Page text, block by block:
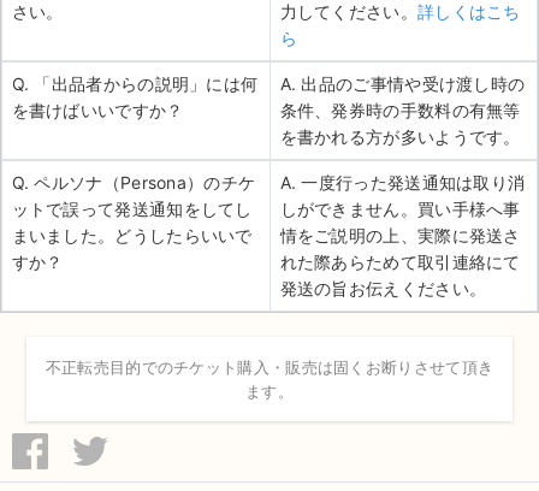
さい。
力してください。 詳しくはこち
ら
Q. 「出品者からの説明」には何
を書けばいいですか？
A. 出品のご事情や受け渡し時の
条件、発券時の手数料の有無等
を書かれる方が多いようです。
Q. ペルソナ（Persona）のチケ
ットで誤って発送通知をしてし
まいました。どうしたらいいで
すか？
A. 一度行った発送通知は取り消
しができません。買い手様へ事
情をご説明の上、実際に発送さ
れた際あらためて取引連絡にて
発送の旨お伝えください。
不正転売目的でのチケット購入・販売は固くお断りさせて頂き
ます。